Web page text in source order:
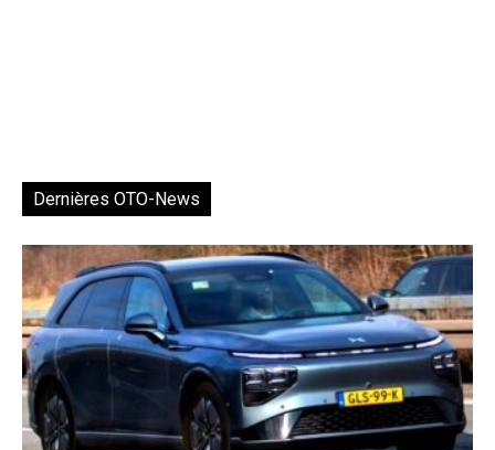
Dernières OTO-News